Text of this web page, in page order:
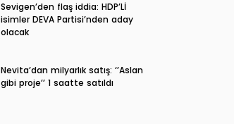
Sevigen’den flaş iddia: HDP’Lİ
isimler DEVA Partisi’nden aday
olacak
Nevita’dan milyarlık satış: ‘’Aslan
gibi proje’’ 1 saatte satıldı